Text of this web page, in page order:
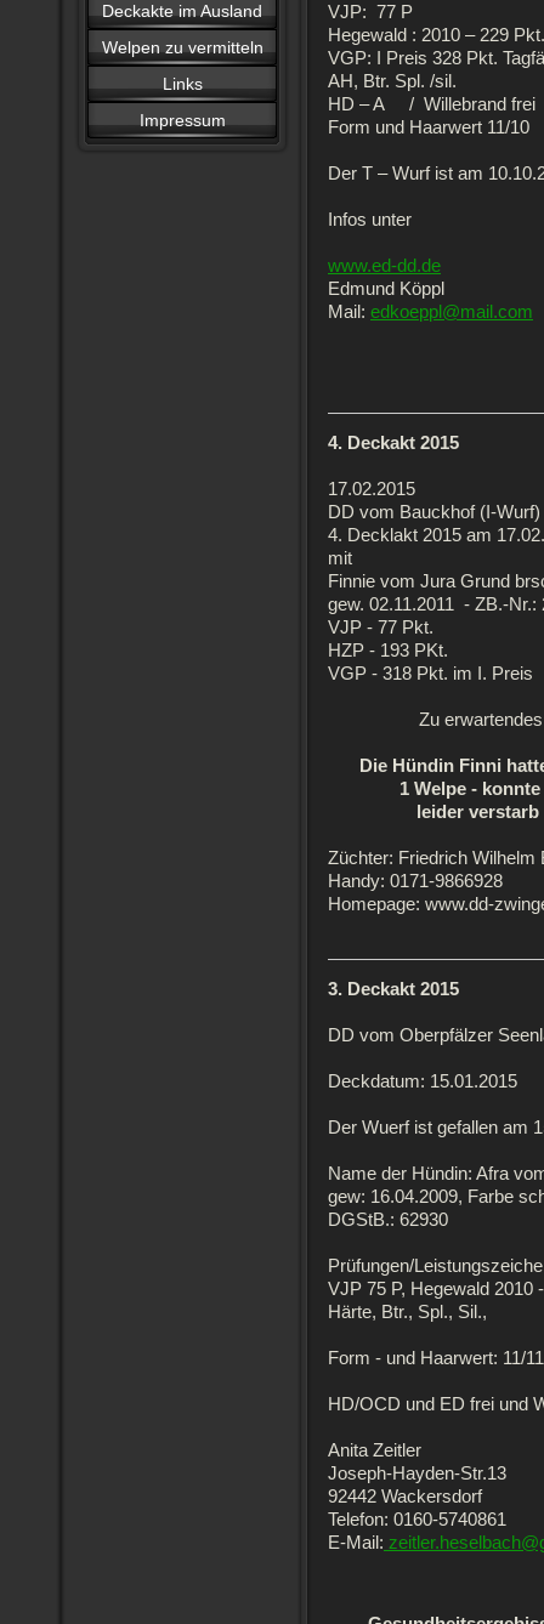
Deckakte im Ausland
Welpen zu vermitteln
Links
Impressum
VJP: 77 P
Hegewald : 2010 – 229
VGP: I Preis 328 Pkt.
AH, Btr. Spl. /sil.
HD – A / Willebrand frei
Form und Haarwert 11/10
Der T – Wurf ist am
Infos unter
www.ed-dd.de
Edmund Köppl
Mail: edkoeppl@mail.com
4. Deckakt 2015
17.02.2015
DD vom Bauckhof (I-Wurf)
4. Decklakt 2015 am
mit
Finnie vom Jura Grund
gew. 02.11.2011 - ZB.-Nr.:
VJP - 77 Pkt.
HZP - 193 PKt.
VGP - 318 Pkt. im I. Preis
Zu
Die Hündin Finni
1 Welpe -
leider
Züchter: Friedrich Wilhelm
Handy: 0171-9866928
Homepage: www.dd-
3. Deckakt 2015
DD vom Oberpfälzer
Deckdatum: 15.01.2015
Der Wuerf ist gefallen am
Name der Hündin: Afra
gew: 16.04.2009, Farbe
DGStB.: 62930
Prüfungen/
VJP 75 P, Hegewald 2010
Härte, Btr., Spl., Sil.,
Form - und Haarwert: 11/11
HD/OCD und ED frei und
Anita Zeitler
Joseph-Hayden-Str.13
92442 Wackersdorf
Telefon: 0160-5740861
E-Mail: